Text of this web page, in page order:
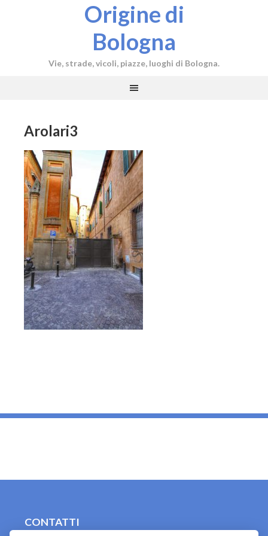
Origine di
Bologna
Vie, strade, vicoli, piazze, luoghi di Bologna.
Arolari3
CONTATTI